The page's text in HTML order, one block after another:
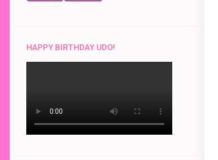
HAPPY BIRTHDAY UDO!